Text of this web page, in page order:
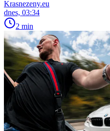
Krasnezeny.eu
dnes, 03:34
2 min